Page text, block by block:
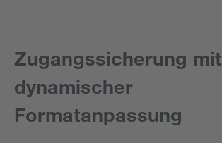
Zugangssicherung mit
dynamischer
Formatanpassung